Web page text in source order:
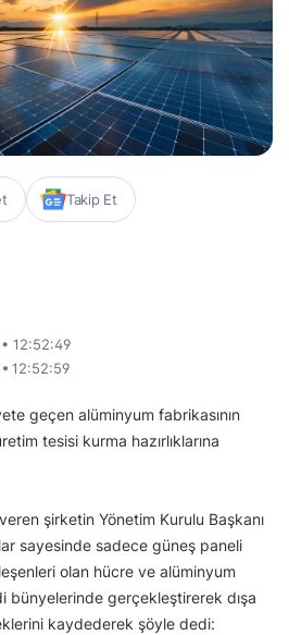
Takip Et
• 12:52:49
12:52:59
geçen alüminyum fabrikasının
tesisi kurma hazırlıklarına
şirketin Yönetim Kurulu Başkanı
sayesinde sadece güneş paneli
olan hücre ve alüminyum
bünyelerinde gerçekleştirerek dışa
kaydederek şöyle dedi: